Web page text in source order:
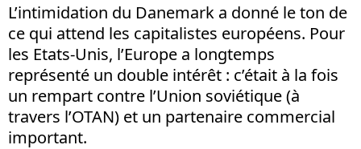
L’intimidation du Danemark a donné le ton de
ce qui attend les capitalistes européens. Pour
les Etats-Unis, l’Europe a longtemps
représenté un double intérêt : c’était à la fois
un rempart contre l’Union soviétique (à
travers l’OTAN) et un partenaire commercial
important.